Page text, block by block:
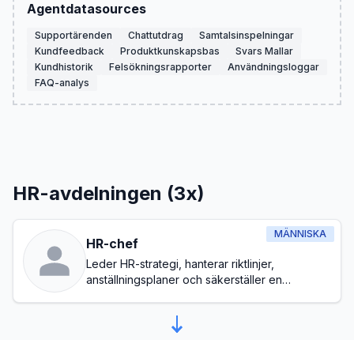
Agentdatasources
Supportärenden Chattutdrag
Samtalsinspelningar
Kundfeedback
Produktkunskapsbas
Svars Mallar
Kundhistorik
Felsökningsrapporter
Användningsloggar
FAQ-analys
HR-avdelningen (3x)
MÄNNISKA
HR-chef
Leder HR-strategi, hanterar riktlinjer,
anställningsplaner och säkerställer en